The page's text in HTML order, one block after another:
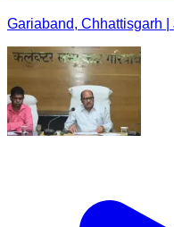
Gariaband, Chhattisgarh |